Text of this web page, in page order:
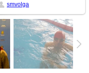
smvolga